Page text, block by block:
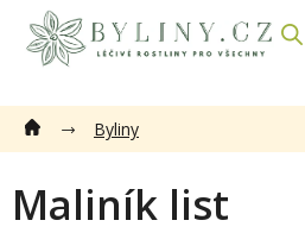
obsah
Byliny
Maliník list